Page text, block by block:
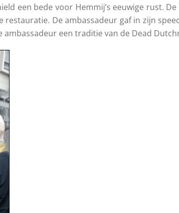
een bede voor Hemmij’s eeuwige rust.
De ambassadeur gaf in zijn
een traditie van de Dead